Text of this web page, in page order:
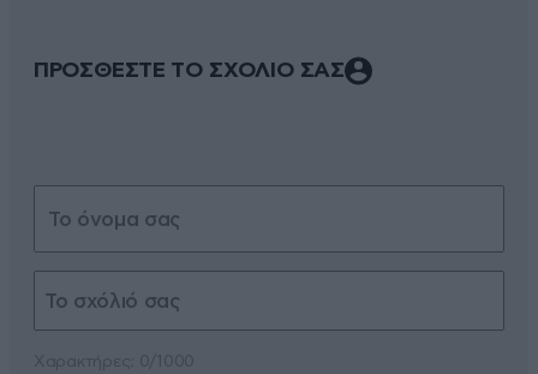
ΠΡΟΣΘΕΣΤΕ ΤΟ ΣΧΟΛΙΟ ΣΑΣ